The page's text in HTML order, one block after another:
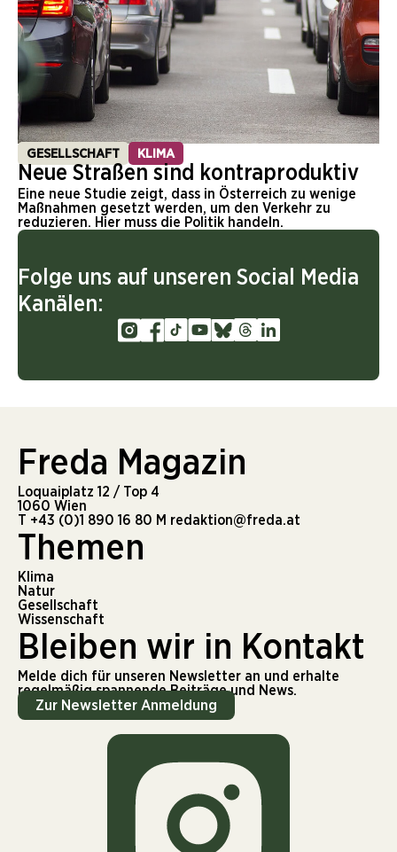
GESELLSCHAFT KLIMA
Neue Straßen sind kontraproduktiv
Eine neue Studie zeigt, dass in Österreich zu wenige
Maßnahmen gesetzt werden, um den Verkehr zu
reduzieren. Hier muss die Politik handeln.
Folge uns auf unseren Social Media
Kanälen:
Freda Magazin
Loquaiplatz 12 / Top 4
1060 Wien
T +43 (0)1 890 16 80 M redaktion@freda.at
Themen
Klima
Natur
Gesellschaft
Wissenschaft
Bleiben wir in Kontakt
Melde dich für unseren Newsletter an und erhalte
regelmäßig spannende Beiträge und News.
Zur Newsletter Anmeldung